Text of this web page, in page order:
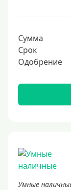
Сумма
Срок
Одобрение
Умные